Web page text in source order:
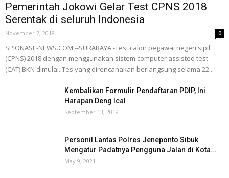
Pemerintah Jokowi Gelar Test CPNS 2018
Serentak di seluruh Indonesia
November 7, 2018 0
SPIONASE-NEWS.COM --SURABAYA -Test calon pegawai negeri sipil
(CPNS) 2018 dengan menggunakan sistem computer assisted test
(CAT) BKN dimulai. Tes yang direncanakan berlangsung selama 22...
Kembalikan Formulir Pendaftaran PDIP, Ini
Harapan Deng Ical
September 13, 2019
Personil Lantas Polres Jeneponto Sibuk
Mengatur Padatnya Pengguna Jalan di Kota...
May 9, 2021